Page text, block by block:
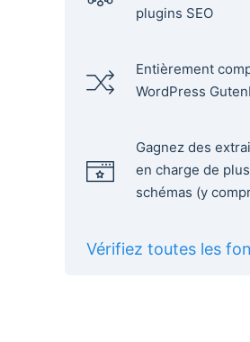
plugins SEO
Entièrement
WordPress
Gagnez des
en charge de
schémas (y
Vérifiez toutes les